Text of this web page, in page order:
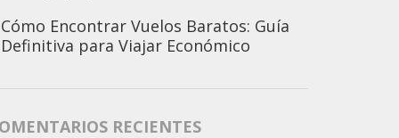
Cómo Encontrar Vuelos Baratos: Guía
Definitiva para Viajar Económico
RECIENTES